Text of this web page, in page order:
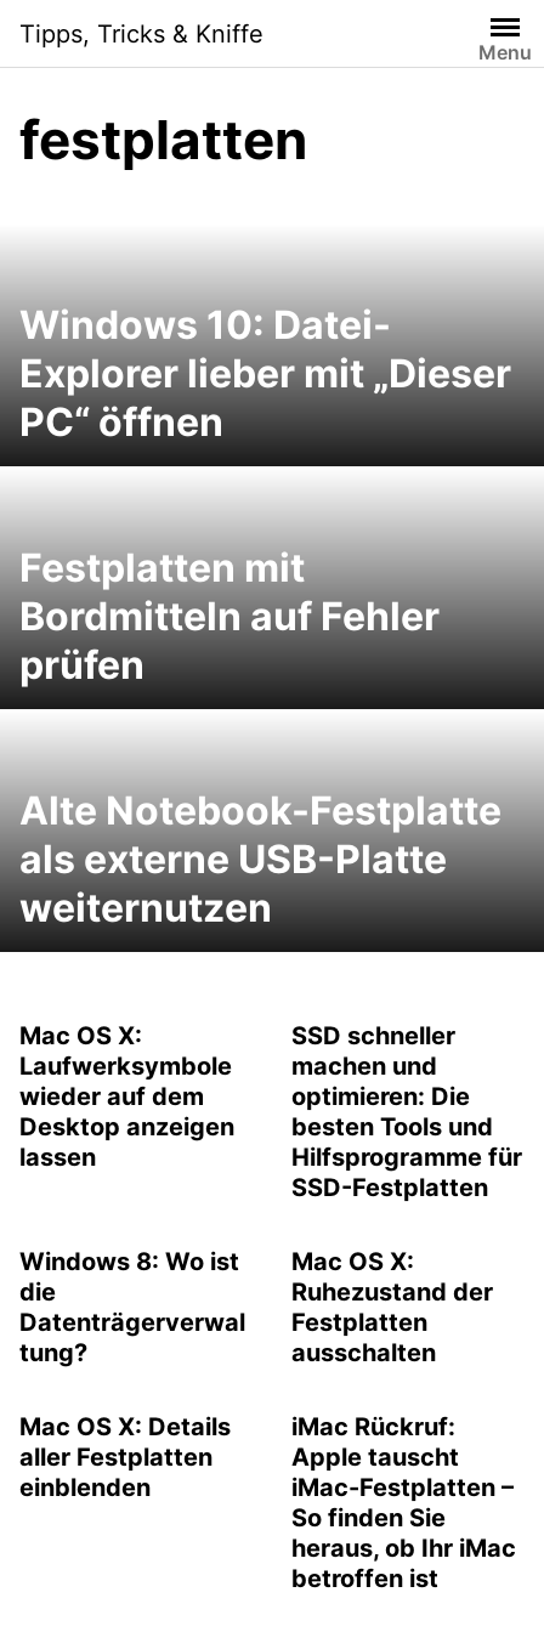
content
Tipps, Tricks & Kniffe
Menu
festplatten
Windows 10: Datei-
Explorer lieber mit „Dieser
PC“ öffnen
Festplatten mit
Bordmitteln auf Fehler
prüfen
Alte Notebook-Festplatte
als externe USB-Platte
weiternutzen
Mac OS X:
Laufwerksymbole
wieder auf dem
Desktop anzeigen
lassen
SSD schneller
machen und
optimieren: Die
besten Tools und
Hilfsprogramme für
SSD-Festplatten
Windows 8: Wo ist
die
Datenträgerverwal
tung?
Mac OS X:
Ruhezustand der
Festplatten
ausschalten
Mac OS X: Details
aller Festplatten
einblenden
iMac Rückruf:
Apple tauscht
iMac-Festplatten –
So finden Sie
heraus, ob Ihr iMac
betroffen ist